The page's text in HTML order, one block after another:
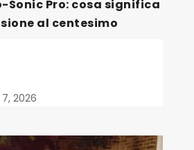
Sonic Pro: cosa significa
al centesimo
2026